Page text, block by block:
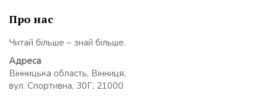
Про нас
Читай більше – знай більше.
Адреса
Вінницька область, Вінниця,
вул. Спортивна, 30Г, 21000